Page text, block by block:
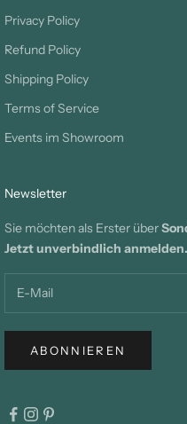
Privacy Policy
Refund Policy
Shipping Policy
Terms of Service
Events im Showroom
Newsletter
Sie möchten als Erster über
Jetzt unverbindlich anmelden.
ABONNIEREN